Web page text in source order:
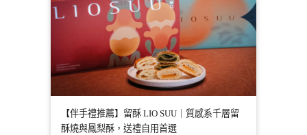
【伴手禮推薦】留酥 LIO SUU｜質感系千層留
酥燒與鳳梨酥，送禮自用首選